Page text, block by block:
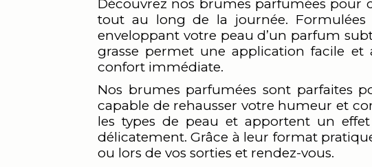
Découvrez nos brumes parfumées pour
tout au long de la journée. Formulées
enveloppant votre peau d’un parfum
grasse permet une application facile
confort immédiate.
Nos brumes parfumées sont parfaites
capable de rehausser votre humeur et
les types de peau et apportent un
délicatement. Grâce à leur format
ou lors de vos sorties et rendez-vous.